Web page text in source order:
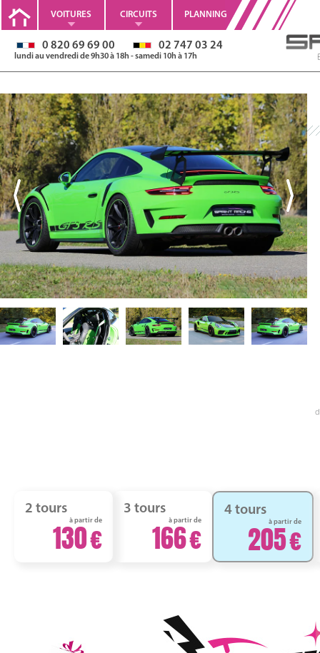
VOITURES CIRCUITS PLANNING
0 820 69 69 00 02 747 03 24
lundi au vendredi de 9h30 à 18h - samedi 10h à 17h
2 tours
à partir de
130
3 tours
à partir de
166
4 tours
à partir de
205